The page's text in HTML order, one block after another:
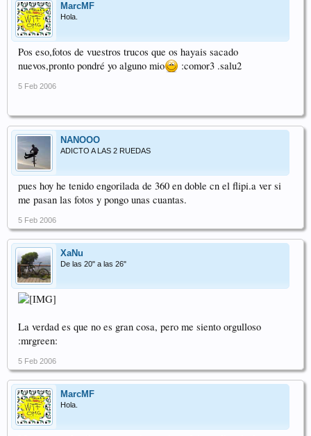
MarcMF
Hola.
Pos eso,fotos de vuestros trucos que os hayais sacado
nuevos,pronto pondré yo alguno mio
:comor3 .salu2
5 Feb 2006
NANOOO
ADICTO A LAS 2 RUEDAS
pues hoy he tenido engorilada de 360 en doble cn el flipi.a ver si
me pasan las fotos y pongo unas cuantas.
5 Feb 2006
XaNu
De las 20" a las 26"
La verdad es que no es gran cosa, pero me siento orgulloso
:mrgreen:
5 Feb 2006
MarcMF
Hola.